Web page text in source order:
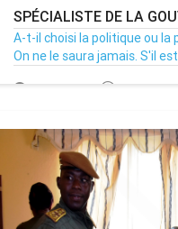
SPÉCIALISTE DE LA
A-t-il choisi la politique ou la
On ne le saura jamais. S'il
13/01/20 Par